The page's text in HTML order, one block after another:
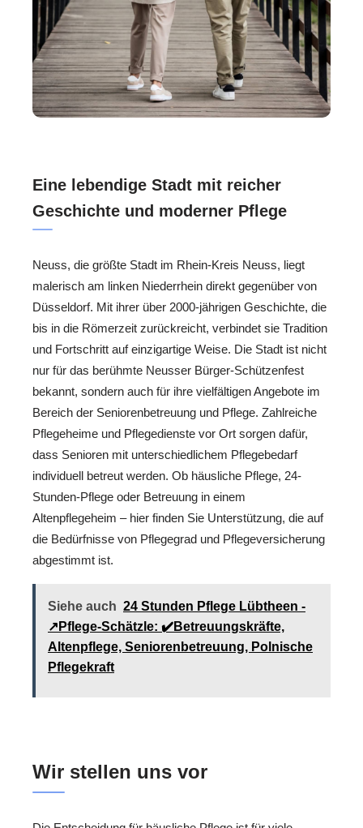
Eine lebendige Stadt mit reicher
Geschichte und moderner Pflege
Neuss, die größte Stadt im Rhein-Kreis Neuss, liegt
malerisch am linken Niederrhein direkt gegenüber von
Düsseldorf. Mit ihrer über 2000-jährigen Geschichte, die
bis in die Römerzeit zurückreicht, verbindet sie Tradition
und Fortschritt auf einzigartige Weise. Die Stadt ist nicht
nur für das berühmte Neusser Bürger-Schützenfest
bekannt, sondern auch für ihre vielfältigen Angebote im
Bereich der Seniorenbetreuung und Pflege. Zahlreiche
Pflegeheime und Pflegedienste vor Ort sorgen dafür,
dass Senioren mit unterschiedlichem Pflegebedarf
individuell betreut werden. Ob häusliche Pflege, 24-
Stunden-Pflege oder Betreuung in einem
Altenpflegeheim – hier finden Sie Unterstützung, die auf
die Bedürfnisse von Pflegegrad und Pflegeversicherung
abgestimmt ist.
Siehe auch 24 Stunden Pflege Lübtheen -
↗️Pflege-Schätzle: ✔️Betreuungskräfte,
Altenpflege, Seniorenbetreuung, Polnische
Pflegekraft
Wir stellen uns vor